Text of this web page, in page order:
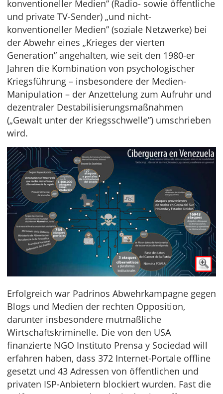
konventioneller Medien” (Radio- sowie öffentliche
und private TV-Sender) „und nicht-
konventioneller Medien” (soziale Netzwerke) bei
der Abwehr eines „Krieges der vierten
Generation” angehalten, wie seit den 1980-er
Jahren die Kombination von psychologischer
Kriegsführung – insbesondere der Medien-
Manipulation – der Anzettelung zum Aufruhr und
dezentraler Destabilisierungsmaßnahmen
(„Gewalt unter der Kriegsschwelle”) umschrieben
wird.
Erfolgreich war Padrinos Abwehrkampagne gegen
Blogs und Medien der rechten Opposition,
darunter insbesondere mutmaßliche
Wirtschaftskriminelle. Die von den USA
finanzierte NGO Instituto Prensa y Sociedad will
erfahren haben, dass 372 Internet-Portale offline
gesetzt und 43 Adressen von öffentlichen und
privaten ISP-Anbietern blockiert wurden. Fast die